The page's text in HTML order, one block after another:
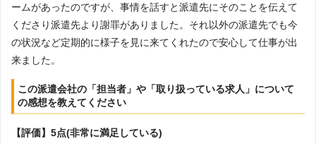
ームがあったのですが、事情を話すと派遣先にそのことを伝えて
くださり派遣先より謝罪がありました。それ以外の派遣先でも今
の状況など定期的に様子を見に来てくれたので安心して仕事が出
来ました。
この派遣会社の「担当者」や「取り扱っている求人」について
の感想を教えてください
【評価】5点(非常に満足している)